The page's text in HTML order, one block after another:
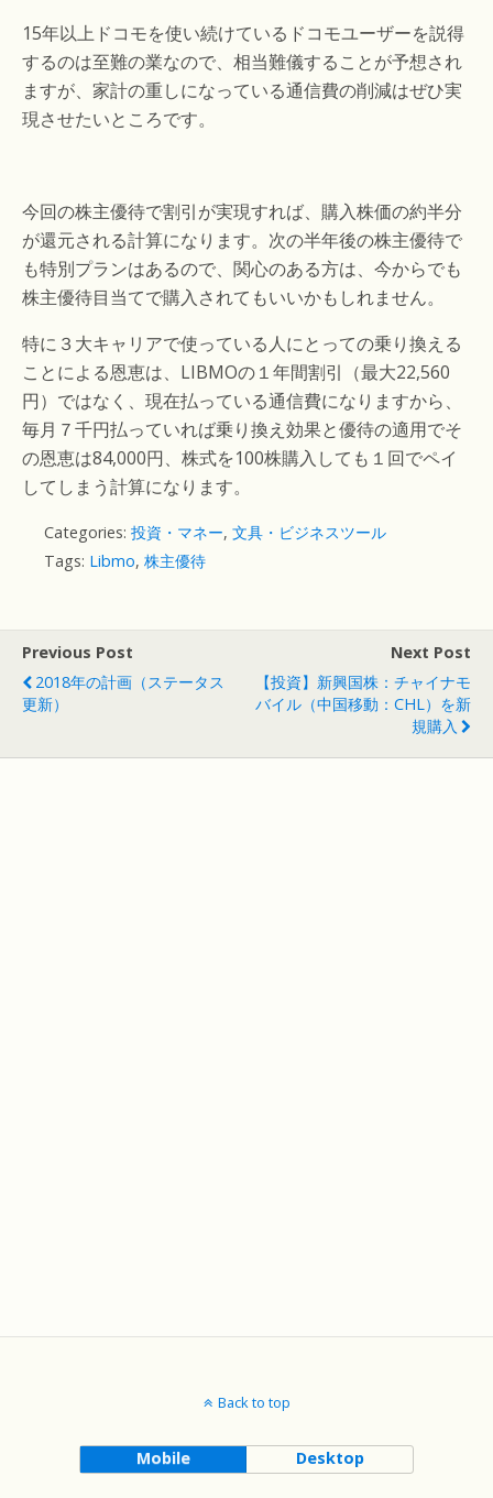
15年以上ドコモを使い続けているドコモユーザーを説得
するのは至難の業なので、相当難儀することが予想され
ますが、家計の重しになっている通信費の削減はぜひ実
現させたいところです。
今回の株主優待で割引が実現すれば、購入株価の約半分
が還元される計算になります。次の半年後の株主優待で
も特別プランはあるので、関心のある方は、今からでも
株主優待目当てで購入されてもいいかもしれません。
特に３大キャリアで使っている人にとっての乗り換える
ことによる恩恵は、LIBMOの１年間割引（最大22,560
円）ではなく、現在払っている通信費になりますから、
毎月７千円払っていれば乗り換え効果と優待の適用でそ
の恩恵は84,000円、株式を100株購入しても１回でペイ
してしまう計算になります。
Categories: 投資・マネー, 文具・ビジネスツール
Tags: Libmo, 株主優待
Previous Post
2018年の計画（ステータス
更新）
Next Post
【投資】新興国株：チャイナモ
バイル（中国移動：CHL）を新
規購入
Back to top
Mobile Desktop